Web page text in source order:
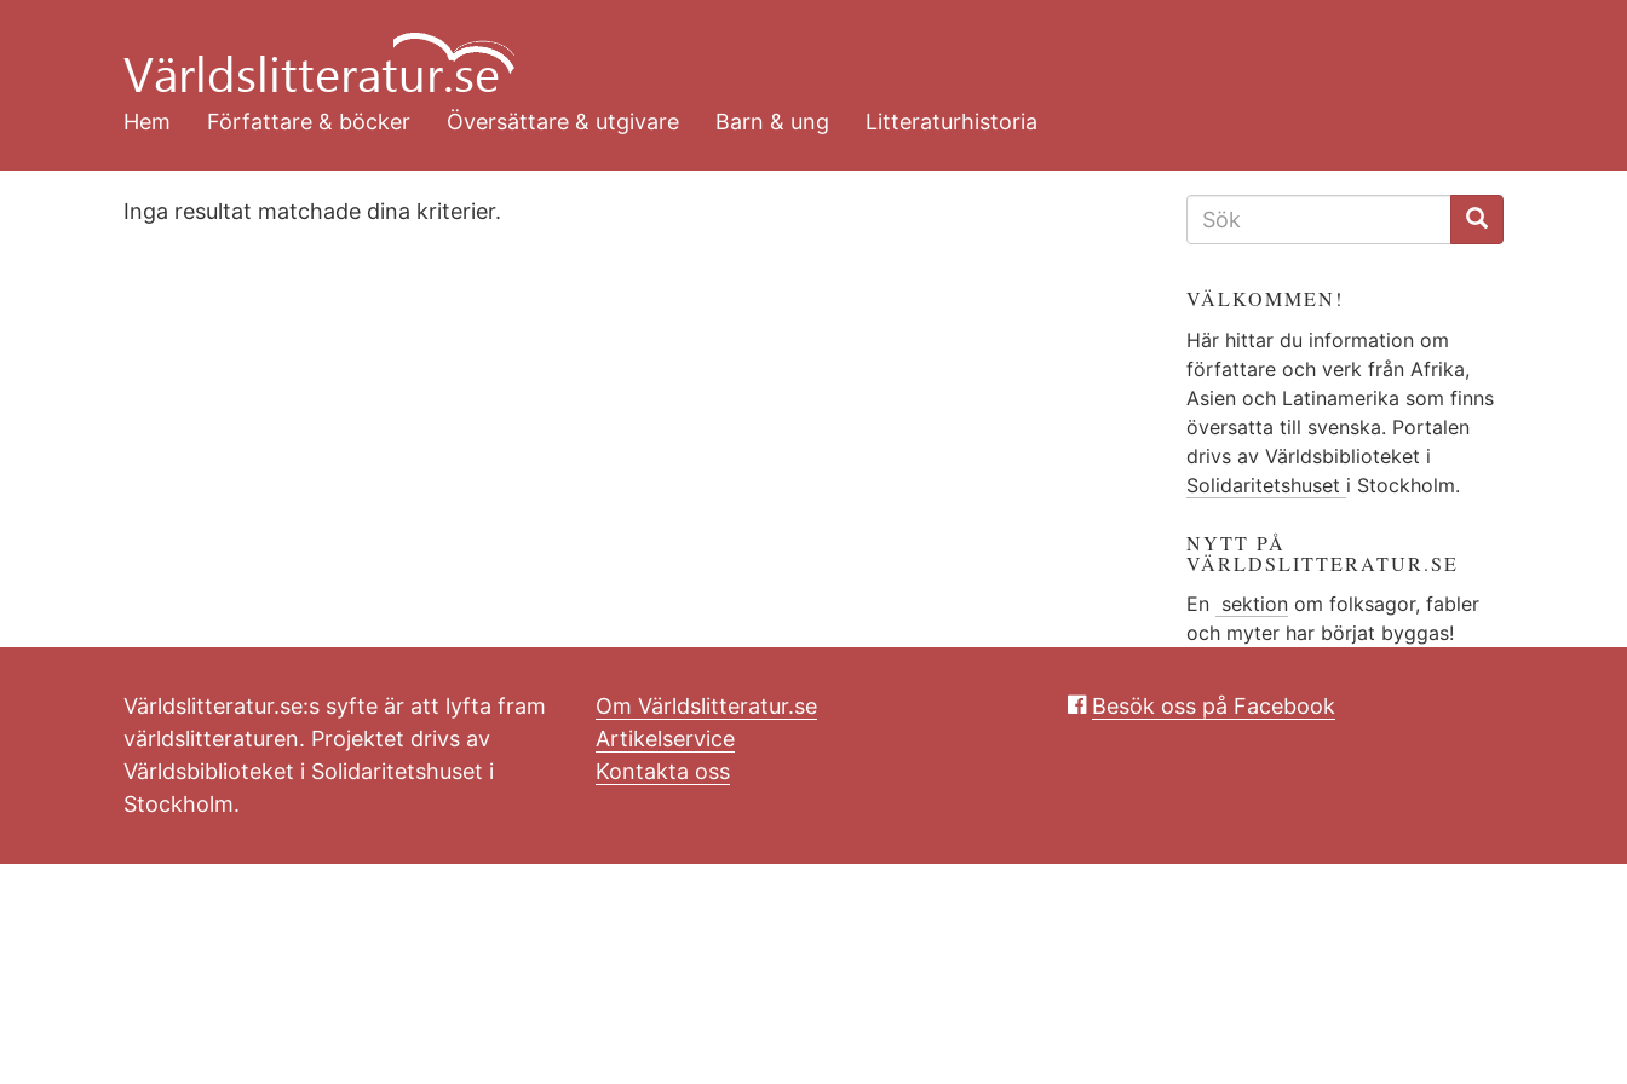
huvudinnehåll
Hem
Författare & böcker Översättare & utgivare Barn & ung Litteraturhistoria
Inga resultat matchade dina kriterier. SÖKFORMULÄR
VÄLKOMMEN!
Här hittar du information om
författare och verk från Afrika,
Asien och Latinamerika som finns
översatta till svenska. Portalen
drivs av Världsbiblioteket i
Solidaritetshuset i Stockholm.
NYTT PÅ
VÄRLDSLITTERATUR.SE
En sektionom folksagor, fabler
och myter har börjat byggas!
Världslitteratur.se:s syfte är att lyfta fram
världslitteraturen. Projektet drivs av
Världsbiblioteket i Solidaritetshuset i
Stockholm.
Om Världslitteratur.se
Artikelservice
Kontakta oss
Besök oss på Facebook